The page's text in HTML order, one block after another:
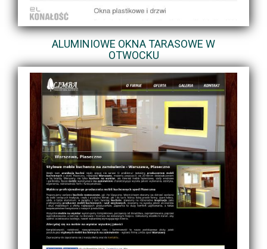
ALUMINIOWE OKNA TARASOWE W
OTWOCKU